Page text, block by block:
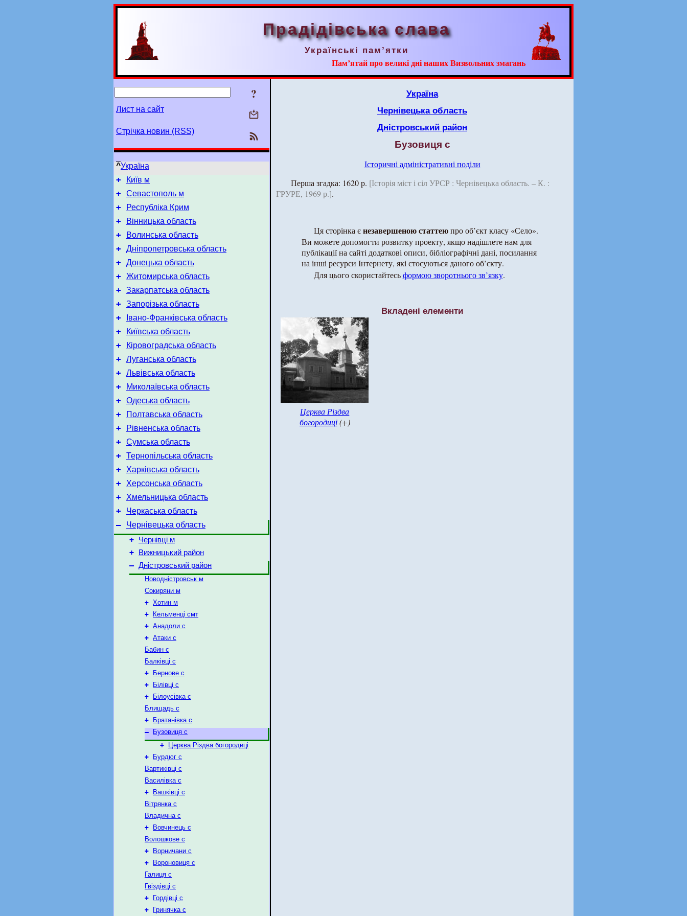
Прадідівська слава
Українські пам’ятки
Пам’ятай про великі дні наших Визвольних змагань
?
Лист на сайт
Стрічка новин (RSS)
^Україна
+ Київ м
+ Севастополь м
+ Республіка Крим
+ Вінницька область
+ Волинська область
+ Дніпропетровська область
+ Донецька область
+ Житомирська область
+ Закарпатська область
+ Запорізька область
+ Івано-Франківська область
+ Київська область
+ Кіровоградська область
+ Луганська область
+ Львівська область
+ Миколаївська область
+ Одеська область
+ Полтавська область
+ Рівненська область
+ Сумська область
+ Тернопільська область
+ Харківська область
+ Херсонська область
+ Хмельницька область
+ Черкаська область
–
Чернівецька область
+
Чернівці м
+ Вижницький район
– Дністровський район
Новодністровськ м
Сокиряни м
+ Хотин м
+
Кельменці смт
+ Анадоли с
+ Атаки с
Бабин с
Балківці с
+
Бернове с
+
Білівці с
+
Білоусівка с
Блищадь с
+
Братанівка с
–
Бузовиця с
+
Церква Різдва богородиці
+
Бурдюг с
Вартиківці с
Василівка с
+
Вашківці с
Вітрянка с
Владична с
+
Вовчинець с
Волошкове с
+
Ворничани с
+
Вороновиця с
Галиця с
Гвіздівці с
+
Гордівці с
+
Гринячка с
Україна
Чернівецька область
Дністровський район
Бузовиця с
Історичні адміністративні поділи
Перша згадка: 1620 р. [Історія міст і сіл УРСР : Чернівецька область. – К. :
ГРУРЕ, 1969 р.].
Ця сторінка єнезавершеною статтеюпро об’єкт класу «Село».
Ви можете допомогти розвитку проекту, якщо надішлете нам для
публікації на сайті додаткові описи, бібліографічні дані, посилання
на інші ресурси Інтернету, які стосуються даного об’єкту.
Для цього скористайтесьформою зворотнього зв’язку.
Вкладені елементи
Церква Різдва
богородиці(+)